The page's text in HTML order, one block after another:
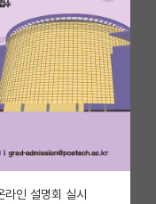
인 설명회 실시